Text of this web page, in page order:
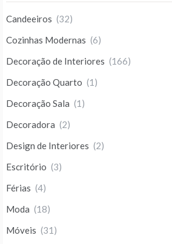
Candeeiros (32)
Cozinhas Modernas (6)
Decoração de Interiores (166)
Decoração Quarto (1)
Decoração Sala (1)
Decoradora (2)
Design de Interiores (2)
Escritório (3)
Férias (4)
Moda (18)
Móveis (31)